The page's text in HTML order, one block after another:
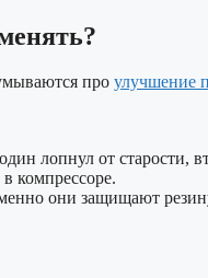
про улучшение
лопнул от старости,
компрессоре.
они защищают